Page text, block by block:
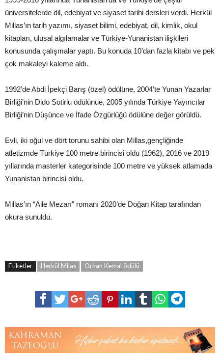
üniversitelerde dil, edebiyat ve siyaset tarihi dersleri verdi. Herkül
Millas’ın tarih yazımı, siyaset bilimi, edebiyat, dil, kimlik, okul
kitapları, ulusal algılamalar ve Türkiye-Yunanistan ilişkileri
konusunda çalışmalar yaptı. Bu konuda 10’dan fazla kitabı ve pek
çok makaleyi kaleme aldı.
1992’de Abdi İpekçi Barış (özel) ödülüne, 2004’te Yunan Yazarlar
Birliği’nin Dido Sotiriu ödülünue, 2005 yılında Türkiye Yayıncılar
Birliği’nin Düşünce ve İfade Özgürlüğü ödülüne değer görüldü.
Evli, iki oğul ve dört torunu sahibi olan Millas,gençliğinde
atletizmde Türkiye 100 metre birincisi oldu (1962), 2016 ve 2019
yıllarında masterler kategorisinde 100 metre ve yüksek atlamada
Yunanistan birincisi oldu.
Millas’ın “Aile Mezarı” romanı 2020’de Doğan Kitap tarafından
okura sunuldu.
Etiketler Herkül Milas Orhan Kemal ödülü